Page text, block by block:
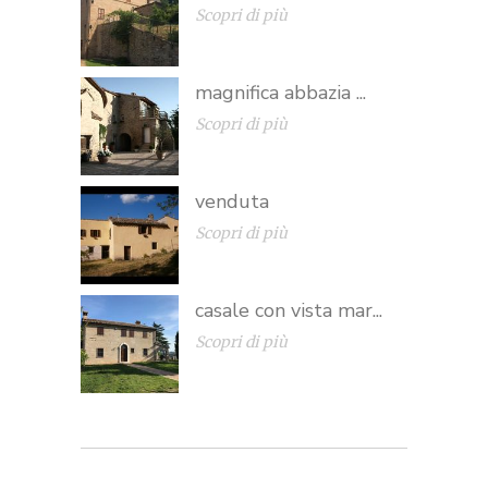
Scopri di più
magnifica abbazia ...
Scopri di più
venduta
Scopri di più
casale con vista mar...
Scopri di più